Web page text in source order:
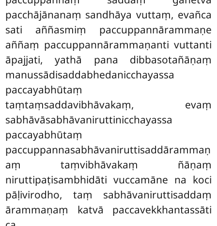
pacchājānanaṃ sandhāya vuttaṃ, evañca
sati aññasmiṃ paccuppannārammaṇe
aññaṃ paccuppannārammaṇanti vuttanti
āpajjati, yathā pana dibbasotañāṇaṃ
manussādisaddabhedanicchayassa
paccayabhūtaṃ
taṃtaṃsaddavibhāvakaṃ, evaṃ
sabhāvāsabhāvaniruttinicchayassa
paccayabhūtaṃ
paccuppannasabhāvaniruttisaddārammaṇ
aṃ taṃvibhāvakaṃ ñāṇaṃ
niruttipaṭisambhidāti vuccamāne na koci
pāḷivirodho, taṃ sabhāvaniruttisaddaṃ
ārammaṇaṃ katvā paccavekkhantassāti